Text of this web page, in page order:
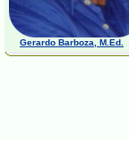
Gerardo Barboza, M.Ed.